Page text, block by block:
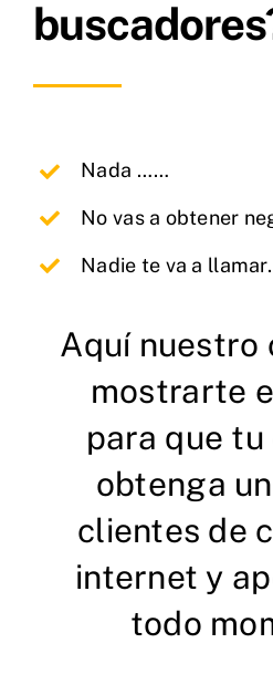
Nada ……
No vas a obtener
Nadie te va a llamar.
Aquí nuestro
mostrarte
para que
obtenga
clientes de
internet y
todo